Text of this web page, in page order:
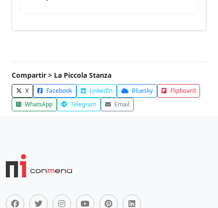
Compartir > La Piccola Stanza
X Facebook LinkedIn Bluesky
Flipboard
WhatsApp
Telegram Email